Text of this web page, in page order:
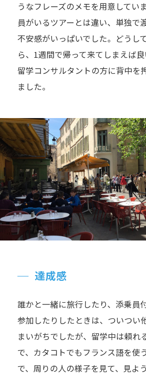
うなフレーズのメモを用意してい
員がいるツアーとは違い、単独で
不安感がいっぱいでした。どうし
ら、1週間で帰って来てしまえば
留学コンサルタントの方に背中を
ました。
達成感
誰かと一緒に旅行したり、添乗員
参加したりしたときは、ついつい
まいがちでしたが、留学中は頼れ
で、カタコトでもフランス語を使
で、周りの人の様子を見て、見よ